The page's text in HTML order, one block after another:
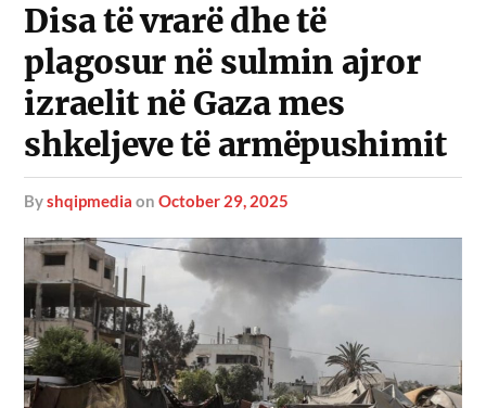
Disa të vrarë dhe të
plagosur në sulmin ajror
izraelit në Gaza mes
shkeljeve të armëpushimit
byshqipmedia onOctober 29, 2025